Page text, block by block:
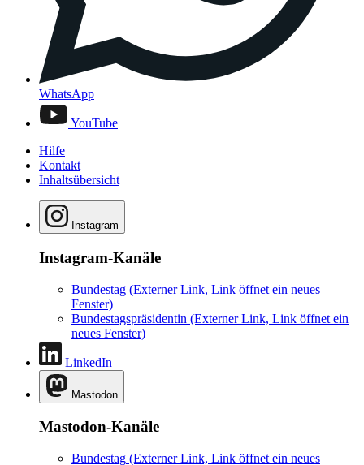
WhatsApp
YouTube
Hilfe
Kontakt
Inhaltsübersicht
Instagram
Instagram-Kanäle
Bundestag (Externer Link, Link öffnet ein neues
Fenster)
Bundestagspräsidentin (Externer Link, Link öffnet ein
neues Fenster)
LinkedIn
Mastodon
Mastodon-Kanäle
Bundestag (Externer Link, Link öffnet ein neues